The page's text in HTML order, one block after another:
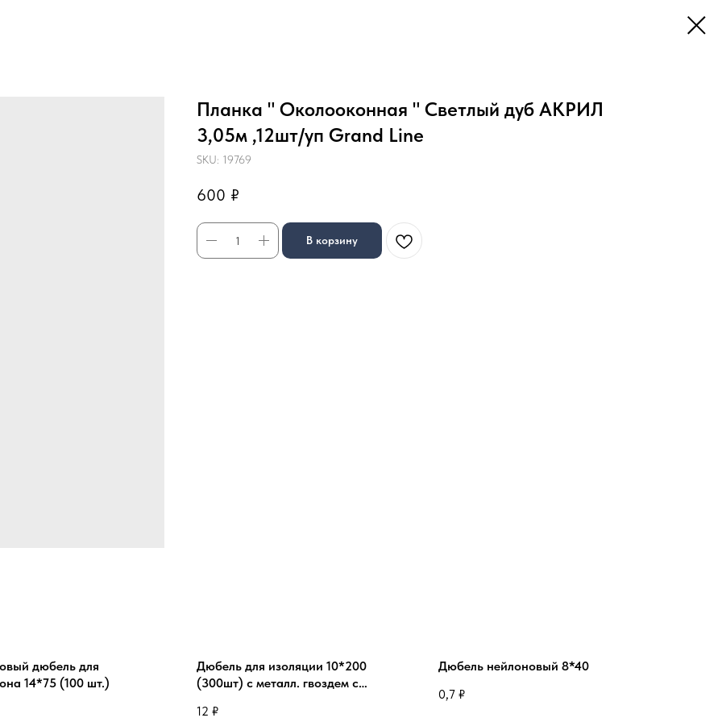
Планка " Околооконная " Светлый дуб АКРИЛ
3,05м ,12шт/уп Grand Line
SKU: 19769
600 ₽
В корзину
дюбель для
14*75 (100 шт.)
Дюбель для изоляции 10*200
(300шт) с металл. гвоздем с
12 ₽
Дюбель нейлоновый 8*40
0,7 ₽